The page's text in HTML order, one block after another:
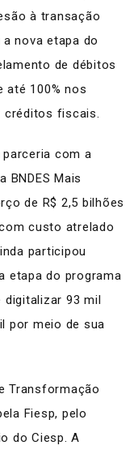
à transação
nova etapa do
de débitos
até 100% nos
créditos fiscais.
com a
BNDES Mais
de R$ 2,5 bilhões
custo atrelado
participou
etapa do programa
digitalizar 93 mil
por meio de sua
Transformação
Fiesp, pelo
do Ciesp. A